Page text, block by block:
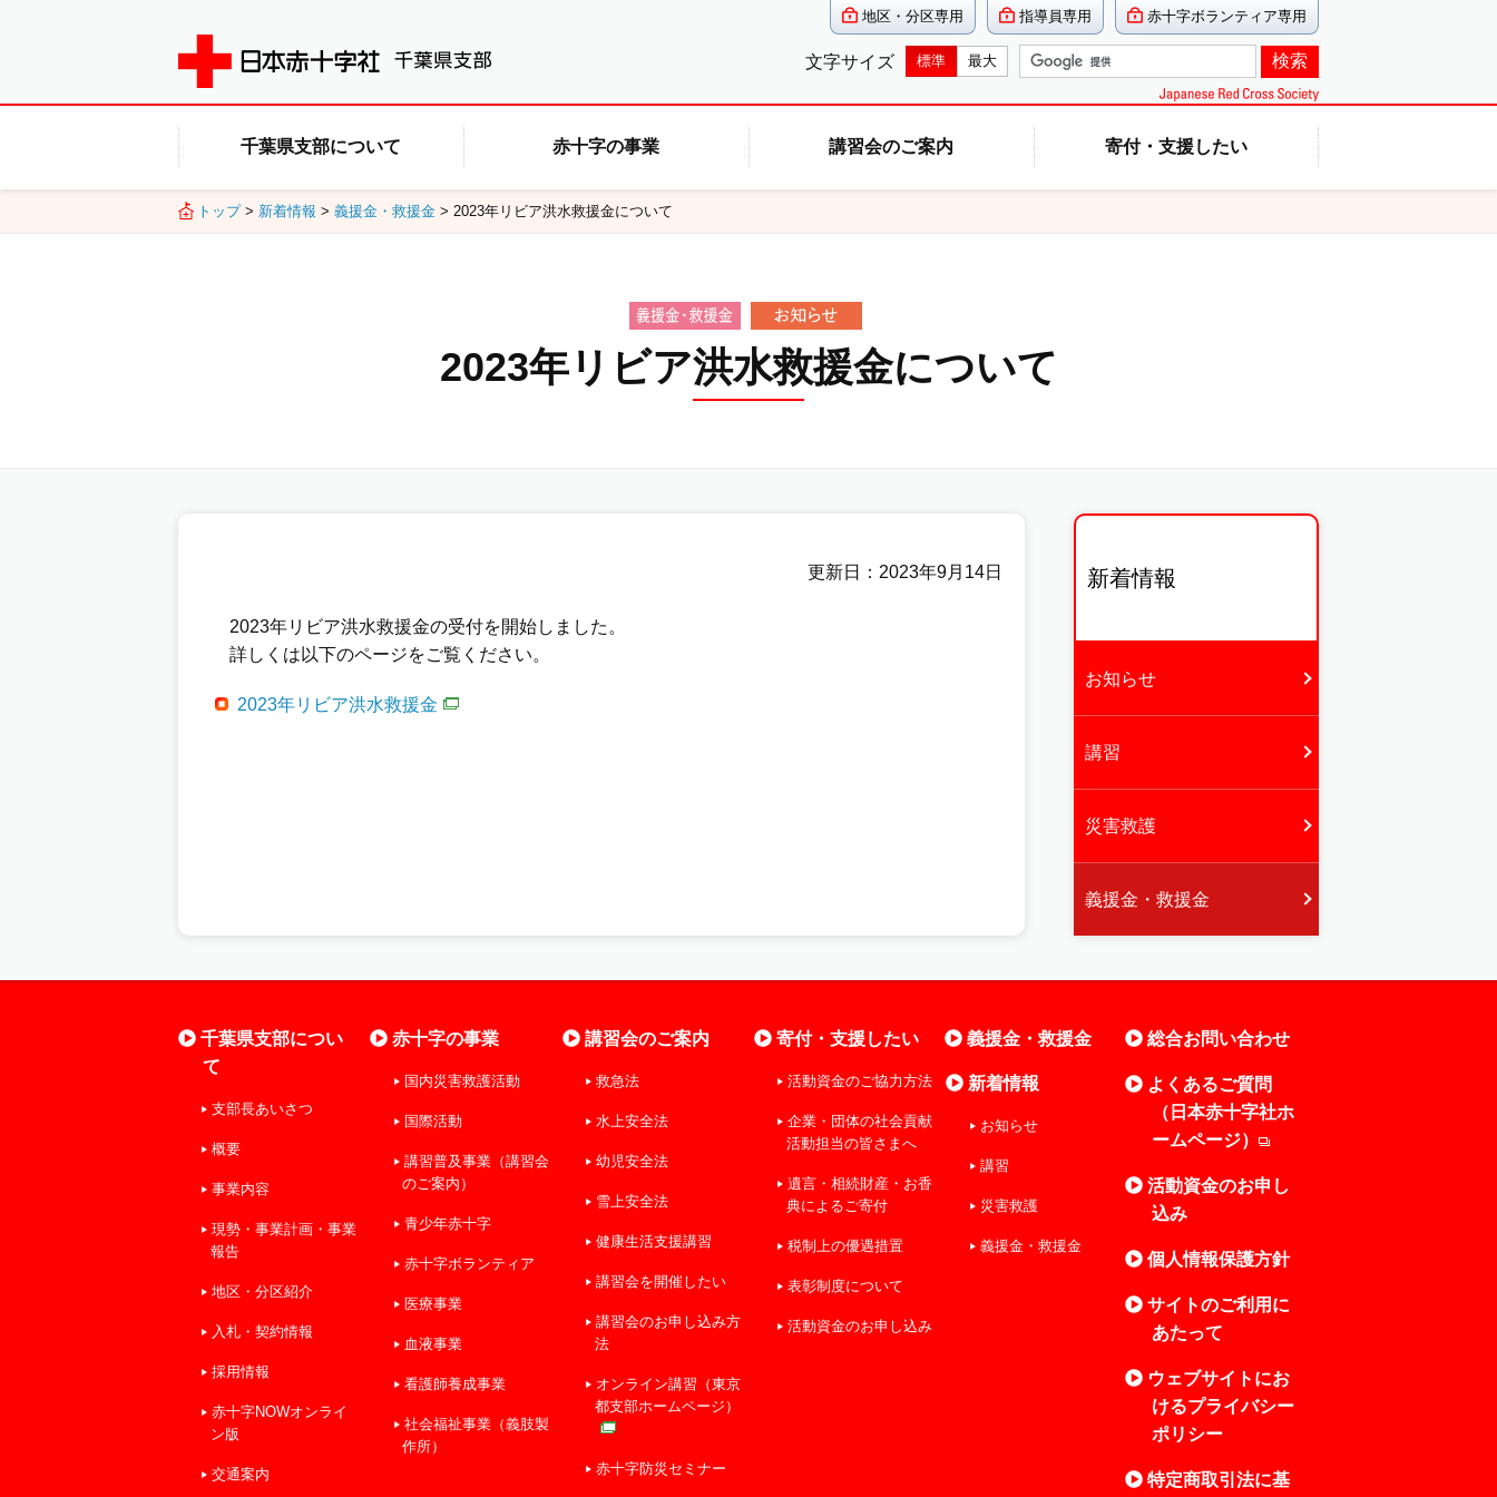
地区・分区専用 指導員専用 赤十字ボランティア専用
文字サイズ 標準 最大
千葉県支部について 赤十字の事業 講習会のご案内 寄付・支援したい
トップ> 新着情報 > 義援金・救援金 > 2023年リビア洪水救援金について
2023年リビア洪水救援金について
更新日 2023年9月14日
2023年リビア洪水救援金の受付を開始しました。
詳しくは以下のページをご覧ください。
2023年リビア洪水救援金
新着情報
お知らせ
講習
災害救護
義援金・救援金
千葉県支部につい
て
支部長あいさつ
概要
事業内容
現勢・事業計画・事業
報告
地区・分区紹介
入札・契約情報
採用情報
赤十字NOWオンライ
ン版
交通案内
赤十字の事業
国内災害救護活動
国際活動
講習普及事業（講習会
のご案内）
青少年赤十字
赤十字ボランティア
医療事業
血液事業
看護師養成事業
社会福祉事業（義肢製
作所）
講習会のご案内
救急法
水上安全法
幼児安全法
雪上安全法
健康生活支援講習
講習会を開催したい
講習会のお申し込み方
法
オンライン講習（東京
都支部ホームページ）
赤十字防災セミナー
寄付・支援したい
活動資金のご協力方法
企業・団体の社会貢献
活動担当の皆さまへ
遺言・相続財産・お香
典によるご寄付
税制上の優遇措置
表彰制度について
活動資金のお申し込み
義援金・救援金
新着情報
お知らせ
講習
災害救護
義援金・救援金
総合お問い合わせ
よくあるご質問
（日本赤十字社ホ
ームページ）
活動資金のお申し
込み
個人情報保護方針
サイトのご利用に
あたって
ウェブサイトにお
けるプライバシー
ポリシー
特定商取引法に基